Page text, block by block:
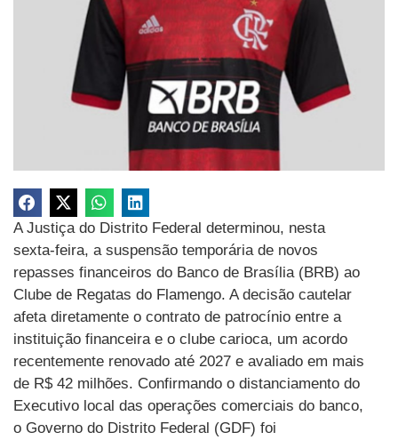
A Justiça do Distrito Federal determinou, nesta
sexta-feira, a suspensão temporária de novos
repasses financeiros do Banco de Brasília (BRB) ao
Clube de Regatas do Flamengo. A decisão cautelar
afeta diretamente o contrato de patrocínio entre a
instituição financeira e o clube carioca, um acordo
recentemente renovado até 2027 e avaliado em mais
de R$ 42 milhões. Confirmando o distanciamento do
Executivo local das operações comerciais do banco,
o Governo do Distrito Federal (GDF) foi